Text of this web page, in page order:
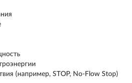
(например, STOP, No-Flow Stop)